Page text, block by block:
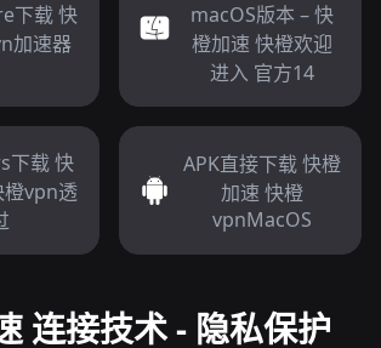
下载 快
加速器
macOS版本 – 快
橙加速 快橙欢迎
进入 官方14
下载 快
橙vpn透
APK直接下载 快橙
加速 快橙
vpnMacOS
连接技术 - 隐私保护